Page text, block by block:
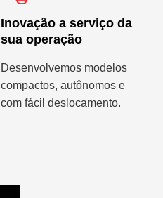
Inovação a serviço da
sua operação
Desenvolvemos modelos
compactos, autônomos e
com fácil deslocamento.